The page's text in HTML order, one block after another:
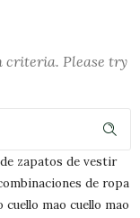
criteria. Please try
zapatos de vestir
de ropa
cuello mao cuello mao